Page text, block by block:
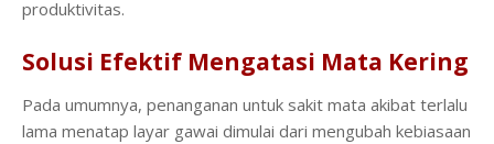
produktivitas.
Solusi Efektif Mengatasi Mata Kering
Pada umumnya, penanganan untuk sakit mata akibat terlalu
lama menatap layar gawai dimulai dari mengubah kebiasaan